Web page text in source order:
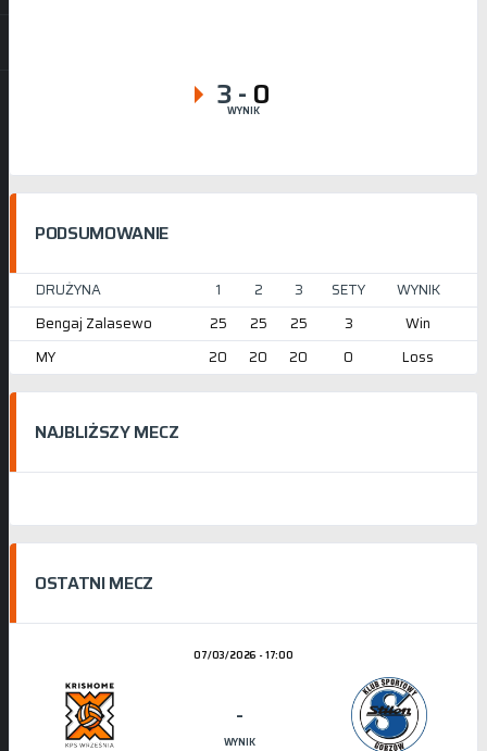
3- 0
WYNIK
PODSUMOWANIE
DRUŻYNA 1 2 3 SETY
WYNIK
Bengaj Zalasewo
25 25 25 3
Win
MY
20 20 20 0 Loss
NAJBLIŻSZY MECZ
OSTATNI MECZ
07/03/2026 - 17:00
-
WYNIK